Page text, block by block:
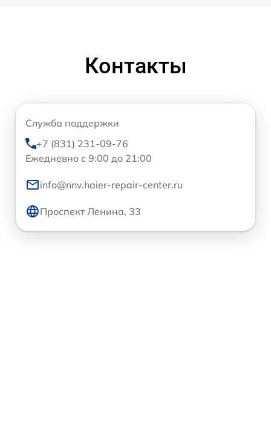
Контакты
Служба поддержки
+7 (831) 231-09-76
Ежедневно с 9:00 до 21:00
info@nnv.haier-repair-center.ru
Проспект Ленина, 33